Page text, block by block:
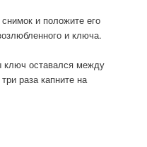
и положите его
и ключа.
ключ оставался между
раза капните на